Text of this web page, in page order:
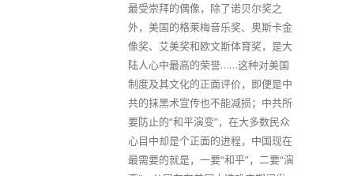
最受崇拜的偶像，除了诺贝尔奖之
外，美国的格莱梅音乐奖、奥斯卡金
像奖、艾美奖和欧文斯体育奖，是大
陆人心中最高的荣誉……这种对美国
制度及其文化的正面评价，即便是中
共的抹黑术宣传也不能减损；中共所
要防止的“和平演变”，在大多数民众
心目中却是个正面的进程，中国现在
最需要的就是，一要“和平”，二要“演